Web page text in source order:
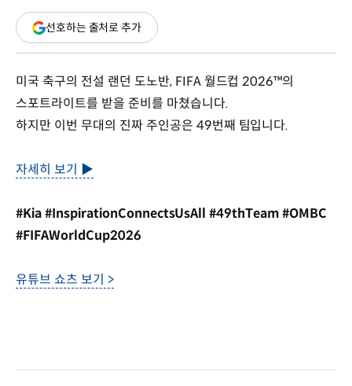
선호하는 출처로 추가(새
창
미국 축구의 전설 랜던 도노반, FIFA 월드컵 2026™의
스포트라이트를 받을 준비를 마쳤습니다.
하지만 이번 무대의 진짜 주인공은 49번째 팀입니다.
자세히 보기 ▶
#Kia #InspirationConnectsUsAll #49thTeam #OMBC
#FIFAWorldCup2026
유튜브 쇼츠 보기 >